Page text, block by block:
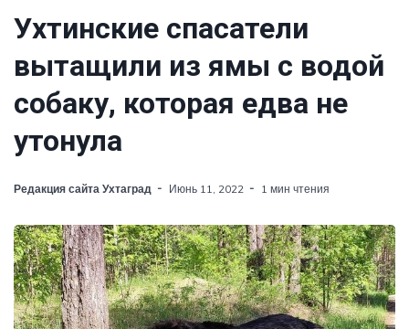
Ухтинские спасатели
вытащили из ямы с водой
собаку, которая едва не
утонула
Редакция сайта Ухтаград Июнь 11, 2022 1 мин чтения